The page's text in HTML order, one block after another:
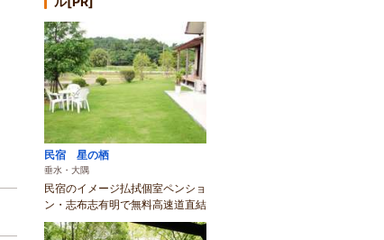
民宿 星の栖
垂水・大隅
民宿のイメージ払拭個室ペンショ
ン・志布志有明で無料高速道直結